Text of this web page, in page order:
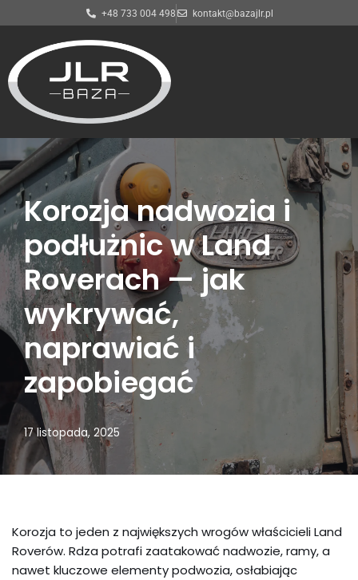
Przejdź
do
treści
+48 733 004 498 kontakt@bazajlr.pl
Korozja nadwozia i
podłużnic w Land
Roverach — jak
wykrywać,
naprawiać i
zapobiegać
17 listopada, 2025
Korozja to jeden z największych wrogów właścicieli Land
Roverów. Rdza potrafi zaatakować nadwozie, ramy, a
nawet kluczowe elementy podwozia, osłabiając